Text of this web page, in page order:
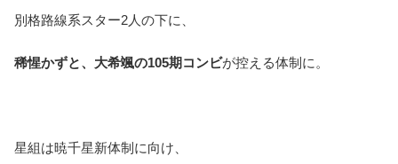
別格路線系スター2人の下に、
稀惺かずと、大希颯の105期コンビが控える体制に。
星組は暁千星新体制に向け、